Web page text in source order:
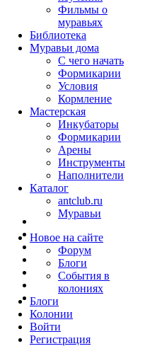
Фильмы о
муравьях
Библиотека
Муравьи дома
С чего начать
Формикарии
Условия
Кормление
Мастерская
Инкубаторы
Формикарии
Арены
Инструменты
Наполнители
Каталог
antclub.ru
Муравьи
Новое на сайте
Форум
Блоги
События в
колониях
Блоги
Колонии
Войти
Peгиcтpaция